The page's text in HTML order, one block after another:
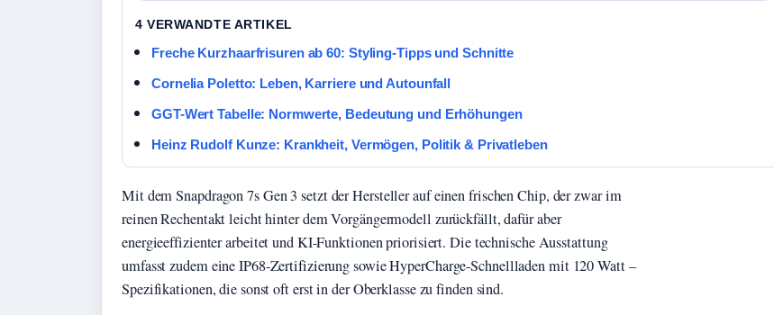
4 VERWANDTE ARTIKEL
Freche Kurzhaarfrisuren ab 60: Styling-Tipps und Schnitte
Cornelia Poletto: Leben, Karriere und Autounfall
GGT-Wert Tabelle: Normwerte, Bedeutung und Erhöhungen
Heinz Rudolf Kunze: Krankheit, Vermögen, Politik & Privatleben
Mit dem Snapdragon 7s Gen 3 setzt der Hersteller auf einen frischen Chip, der zwar im
reinen Rechentakt leicht hinter dem Vorgängermodell zurückfällt, dafür aber
energieeffizienter arbeitet und KI-Funktionen priorisiert. Die technische Ausstattung
umfasst zudem eine IP68-Zertifizierung sowie HyperCharge-Schnellladen mit 120 Watt –
Spezifikationen, die sonst oft erst in der Oberklasse zu finden sind.